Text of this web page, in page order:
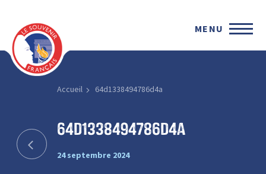
MENU
Accueil 64d1338494786d4a
64d1338494786d4a
24 septembre 2024